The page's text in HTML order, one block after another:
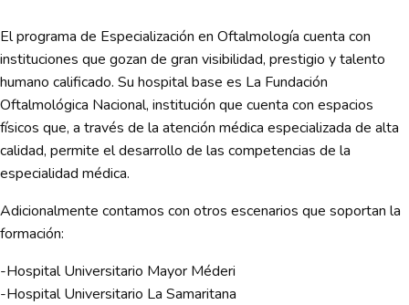
El programa de Especialización en Oftalmología cuenta con
instituciones que gozan de gran visibilidad, prestigio y talento
humano calificado. Su hospital base es La Fundación
Oftalmológica Nacional, institución que cuenta con espacios
físicos que, a través de la atención médica especializada de alta
calidad, permite el desarrollo de las competencias de la
especialidad médica.
Adicionalmente contamos con otros escenarios que soportan la
formación:
-Hospital Universitario Mayor Méderi
-Hospital Universitario La Samaritana